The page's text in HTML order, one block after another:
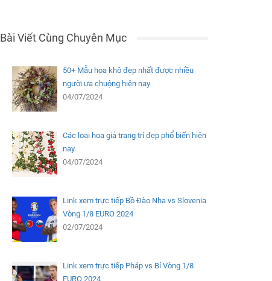
Bài Viết Cùng Chuyên Mục
50+ Mẫu hoa khô đẹp nhất được nhiều
người ưa chuộng hiện nay
04/07/2024
Các loại hoa giả trang trí đẹp phổ biến hiện
nay
04/07/2024
Link xem trực tiếp Bồ Đào Nha vs Slovenia
Vòng 1/8 EURO 2024
02/07/2024
Link xem trực tiếp Pháp vs Bỉ Vòng 1/8
EURO 2024